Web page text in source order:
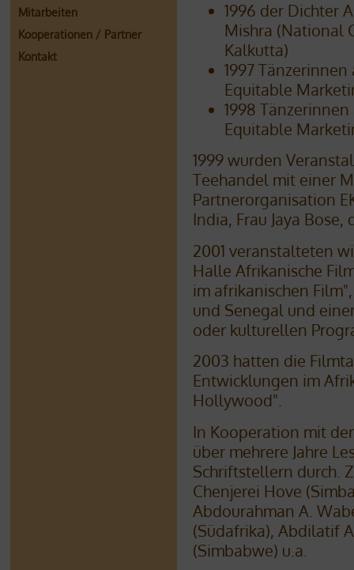
Mitarbeiten
Kooperationen / Partner
Kontakt
1996 der Dichter
Mishra (National
Kalkutta)
1997
Equitable
1998
Equitable
1999 wurden
Teehandel mit einer
Partnerorganisation
India, Frau Jaya Bose,
2001 veranstalteten
Halle Afrikanische
im afrikanischen
und Senegal und
oder kulturellen
2003 hatten die
Entwicklungen im
Hollywood".
In Kooperation mit
über mehrere Jahre
Schriftstellern durch.
Chenjerei Hove
Abdourahman A.
(Südafrika), Abdilatif
(Simbabwe) u.a.